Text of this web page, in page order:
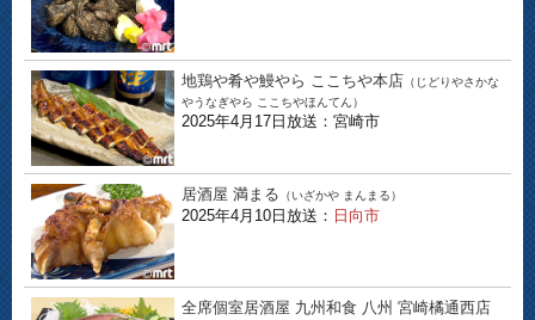
地鶏や肴や鰻やら ここちや本店 （じどりやさかな
やうなぎやら ここちやほんてん）
2025年4月17日放送：宮崎市
居酒屋 満まる （いざかや まんまる）
2025年4月10日放送： 日向市
全席個室居酒屋 九州和食 八州 宮崎橘通西店